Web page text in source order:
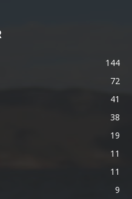
144
72
41
38
19
11
11
9